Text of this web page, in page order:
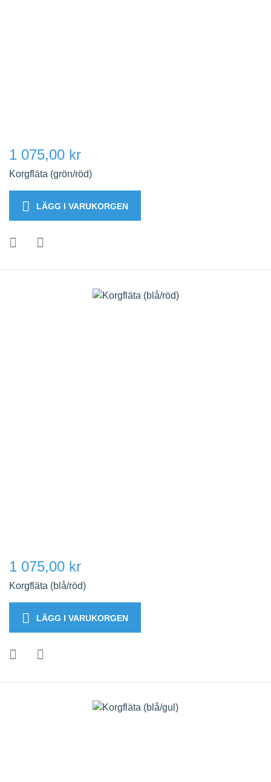
1 075,00 kr
Korgfläta (grön/röd)
LÄGG I VARUKORGEN
1 075,00 kr
Korgfläta (blå/röd)
LÄGG I VARUKORGEN